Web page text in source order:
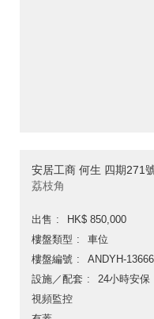
安居工商 何生 四期271
荔枝角
出售
HK$ 850,000
樓盤類型
車位
樓盤編號
ANDYH-
設施／配套
24小時安保
視頻監控